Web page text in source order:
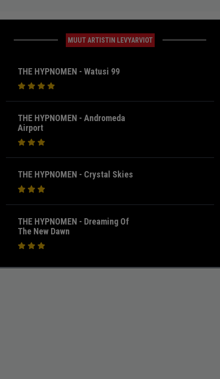
MUUT ARTISTIN LEVYARVIOT
THE HYPNOMEN - Watusi 99
THE HYPNOMEN - Andromeda
Airport
THE HYPNOMEN - Crystal Skies
THE HYPNOMEN - Dreaming Of
The New Dawn